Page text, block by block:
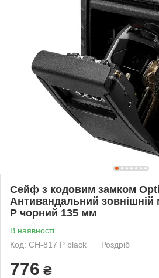
Сейф з кодовим замком
Антивандальний зовнішній
P чорний 135 мм
В наявності
Код: CH-817 P black
Роздріб
776 ₴